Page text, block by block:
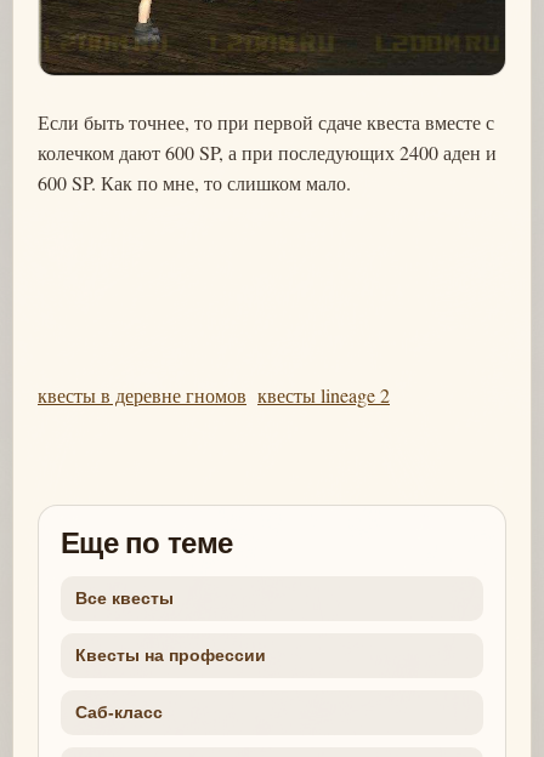
Если быть точнее, то при первой сдаче квеста вместе с
колечком дают 600 SP, а при последующих 2400 аден и
600 SP. Как по мне, то слишком мало.
квесты в деревне гномов квесты lineage 2
Еще по теме
Все квесты
Квесты на профессии
Саб-класс